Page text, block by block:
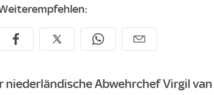
niederländische Abwehrchef Virgil